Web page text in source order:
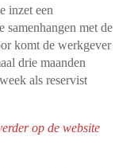
inzet een
met de
komt de werkgever
drie maanden
als reservist
op de website